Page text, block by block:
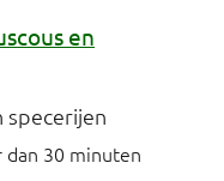
en
specerijen
dan 30 minuten